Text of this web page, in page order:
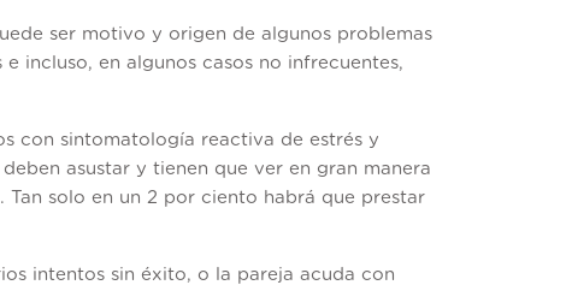
ser motivo y origen de algunos problemas
incluso, en algunos casos no infrecuentes,
con sintomatología reactiva de estrés y
asustar y tienen que ver en gran manera
solo en un 2 por ciento habrá que prestar
intentos sin éxito, o la pareja acuda con